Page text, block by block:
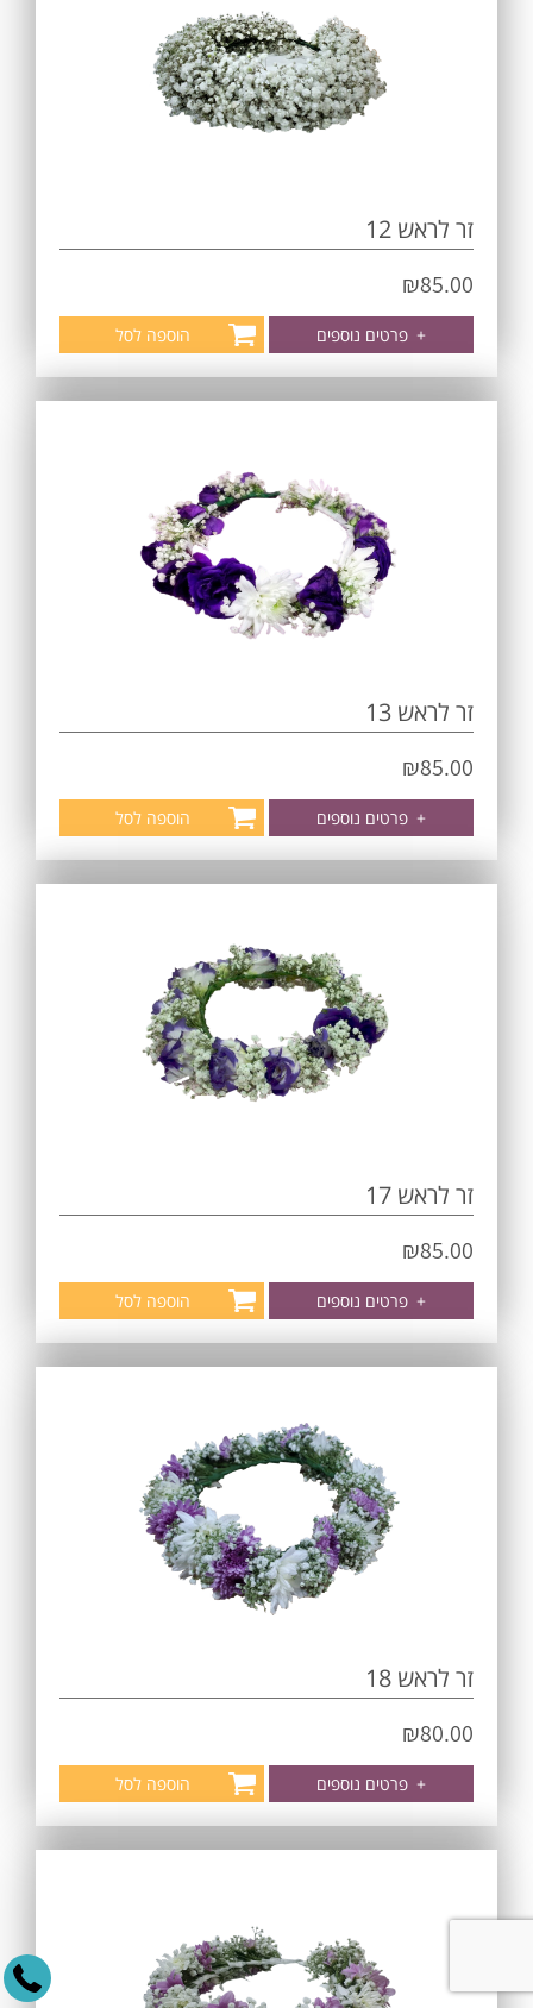
זר לראש 12
₪85.00
+ פרטים נוספים הוספה לסל
זר לראש 13
₪85.00
+ פרטים נוספים הוספה לסל
זר לראש 17
₪85.00
+ פרטים נוספים הוספה לסל
זר לראש 18
₪80.00
+ פרטים נוספים הוספה לסל